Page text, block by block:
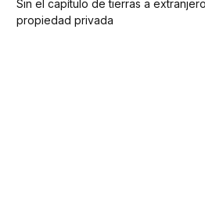
Sin el capítulo de tierras a
propiedad privada